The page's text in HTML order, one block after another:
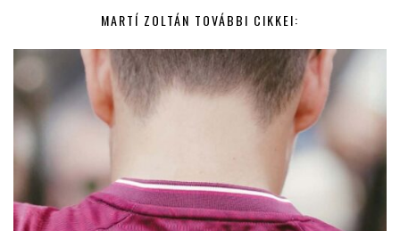
MARTÍ ZOLTÁN TOVÁBBI CIKKEI: